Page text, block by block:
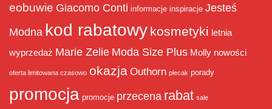
eobuwie Giacomo Conti informacje inspiracje Jesteś
Modna kod rabatowy kosmetyki letnia
wyprzedaż Marie Zelie Moda Size Plus Molly nowości
oferta limitowana czasowo okazja Outhorn plecak porady
promocja promocje przecena rabat sale